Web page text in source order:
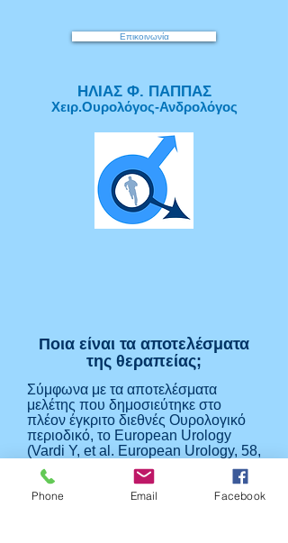
Επικοινωνία
ΗΛΙΑΣ Φ. ΠΑΠΠΑΣ
Χειρ.Ουρολόγος-Ανδρολόγος
Ποια είναι τα αποτελέσματα
της θεραπείας;
Σύμφωνα με τα αποτελέσματα
μελέτης που δημοσιεύτηκε στο
πλέον έγκριτο διεθνές Ουρολογικό
περιοδικό, το European Urology
(Vardi Y, et al. European Urology, 58,
243-248, 2010), στους ασθενείς που
υποβλήθηκαν στη θεραπεία
παρατηρήθηκε αύξηση της αιματικής
Phone Email Facebook